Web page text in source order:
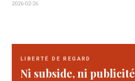
2026-02-26
LIBERTÉ DE REGARD
Ni subside, ni